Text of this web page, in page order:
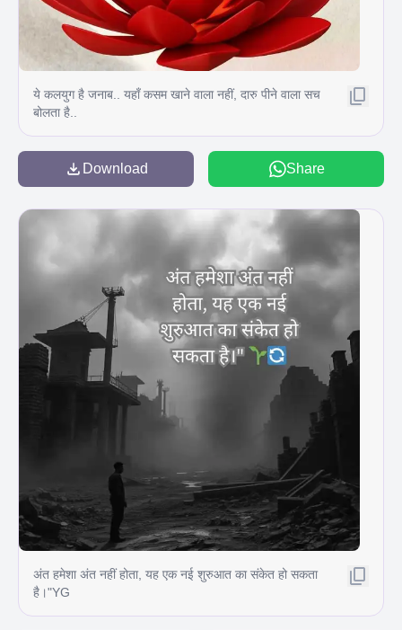
ये कलयुग है जनाब.. यहाँ कसम खाने वाला नहीं, दारु पीने वाला सच
बोलता है..
Download Share
अंत हमेशा अंत नहीं होता, यह एक नई शुरुआत का संकेत हो सकता
है।"YG